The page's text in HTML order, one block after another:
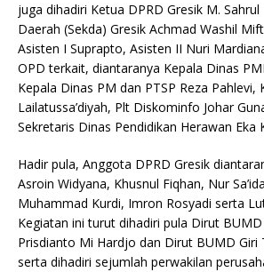
juga dihadiri Ketua DPRD Gresik M.
Daerah (Sekda) Gresik Achmad Washil
Asisten I Suprapto, Asisten II Nuri
OPD terkait, diantaranya Kepala Dinas
Kepala Dinas PM dan PTSP Reza Pahlevi,
Lailatussa’diyah, Plt Diskominfo Johar
Sekretaris Dinas Pendidikan Herawan Eka
Hadir pula, Anggota DPRD Gresik
Asroin Widyana, Khusnul Fiqhan, Nur
Muhammad Kurdi, Imron Rosyadi serta
Kegiatan ini turut dihadiri pula Dirut
Prisdianto Mi Hardjo dan Dirut BUMD Giri
serta dihadiri sejumlah perwakilan